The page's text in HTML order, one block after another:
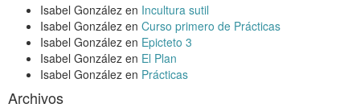
Isabel González en Incultura sutil
Isabel González en Curso primero de Prácticas
Isabel González en Epicteto 3
Isabel González en El Plan
Isabel González en Prácticas
Archivos